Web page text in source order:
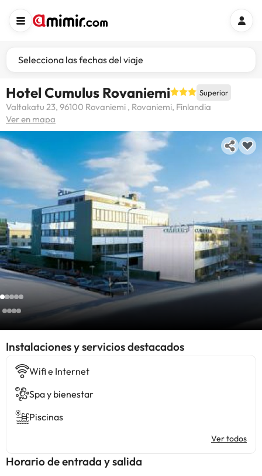
Selecciona las fechas del viaje
Hotel Cumulus Rovaniemi Superior
Valtakatu 23, 96100 Rovaniemi , Rovaniemi, Finlandia
Ver en mapa
Instalaciones y servicios destacados
Wifi e Internet
Spa y bienestar
Piscinas
Ver todos
Horario de entrada y salida